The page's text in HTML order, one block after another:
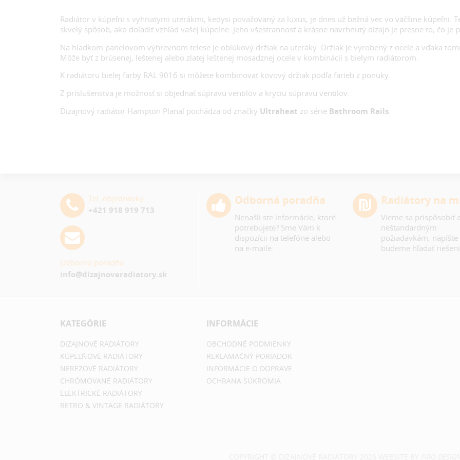
Radiátor v kúpeľni s vyhriatymi uterákmi, kedysi považovaný za luxus, je dnes už bežná vec vo väčšine kúpeľni.
skvelý spôsob, ako doladiť vzhľad vašej kúpeľne. Jeho všestrannosť a krásne navrhnutý dizajn je presne to, čo je
Na hladkom panelovom výhrevnom telese je oblúkový držiak na uteráky. Držiak je vyrobený z ocele a vďaka
Môže byť z brúsenej, leštenej alebo zlatej leštenej mosadznej ocele v kombinácií s bielym radiátorom.
K radiátoru bielej farby RAL 9016 si môžete kombinovať kovový držiak podľa farieb z ponuky.
Z príslušenstva je možnosť si objednať súpravu ventilov a kryciu súpravu ventilov.
Dizajnový radiátor Hampton Planal pochádza od značky Ultraheat zo série Bathroom Rails.
Tel. objednávky
+421 918 919 713
Odborná poradňa
info@dizajnoveradiatory.sk
Odborná poradňa
Nenašli ste informácie, ktoré
potrebujete? Sme Vám k
dispozícii na telefóne alebo
na e-maile.
Radiátory na
Vieme sa prispôsobiť
neštandardným
požiadavkám,
budeme hľadať
KATEGÓRIE
DIZAJNOVÉ RADIÁTORY
KÚPEĽŇOVÉ RADIÁTORY
NEREZOVÉ RADIÁTORY
CHRÓMOVANÉ RADIÁTORY
ELEKTRICKÉ RADIÁTORY
RETRO & VINTAGE RADIÁTORY
INFORMÁCIE
OBCHODNÉ PODMIENKY
REKLAMAČNÝ PORIADOK
INFORMÁCIE O DOPRAVE
OCHRANA SÚKROMIA